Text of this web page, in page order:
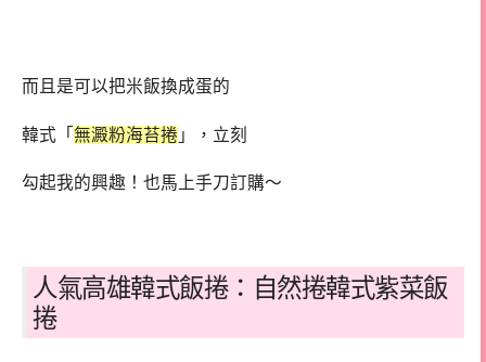
而且是可以把米飯換成蛋的
韓式「 無澱粉海苔捲 」，立刻
勾起我的興趣！也馬上手刀訂購～
人氣高雄韓式飯捲：自然捲韓式紫菜飯
捲